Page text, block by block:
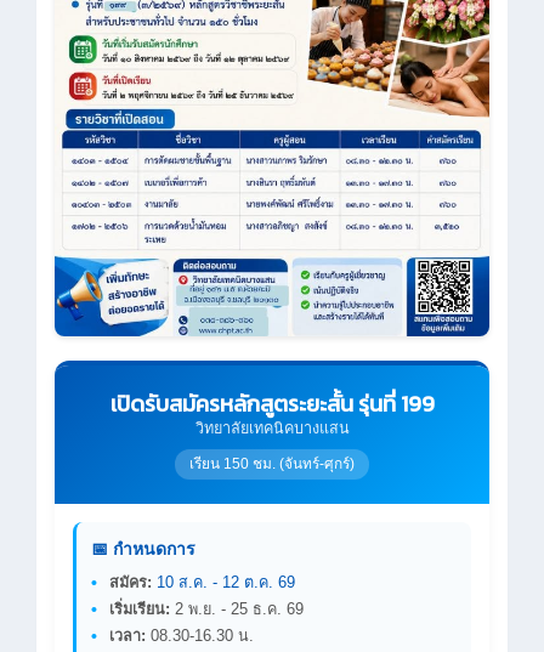
เปิดรับสมัครหลักสูตระยะสั้น รุ่นที่ 199
วิทยาลัยเทคนิคบางแสน
เรียน 150 ชม. (จันทร์-ศุกร์)
📅 กำหนดการ
สมัคร: 10 ส.ค. - 12 ต.ค. 69
เริ่มเรียน: 2 พ.ย. - 25 ธ.ค. 69
เวลา: 08.30-16.30 น.